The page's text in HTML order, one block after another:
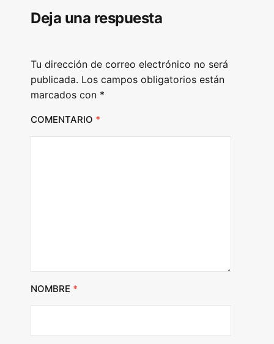
a
r
Deja una respuesta
Tu dirección de correo electrónico no será
publicada. Los campos obligatorios están
marcados con *
COMENTARIO *
NOMBRE *